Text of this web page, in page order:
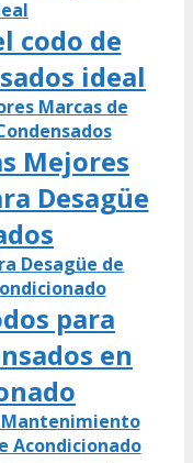
codo de
ideal
Mejores
Desagüe
para
en